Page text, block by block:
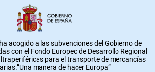
acogido a las subvenciones del Gobierno de
con el Fondo Europeo de Desarrollo Regional
para el transporte de mercancías
manera de hacer Europa”